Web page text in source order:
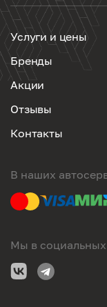
Услуги и цены
Бренды
Акции
Отзывы
Контакты
В наших
Мы в социальных